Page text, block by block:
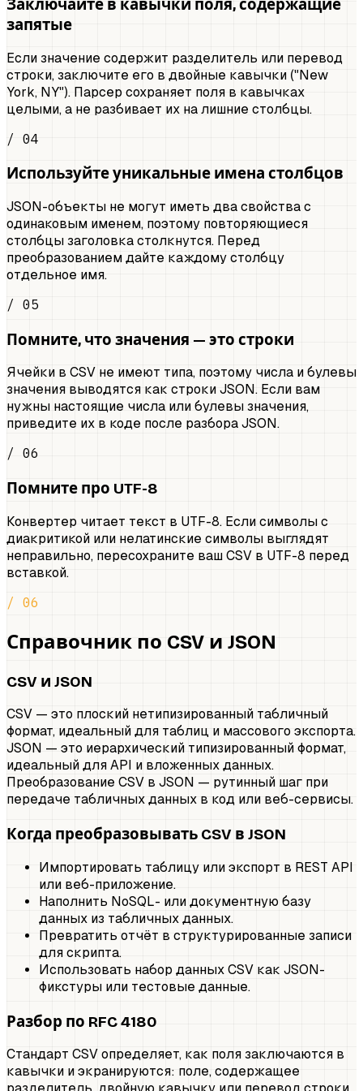
Заключайте в кавычки поля, содержащие
запятые
Если значение содержит разделитель или перевод
строки, заключите его в двойные кавычки ("New
York, NY"). Парсер сохраняет поля в кавычках
целыми, а не разбивает их на лишние столбцы.
/ 04
Используйте уникальные имена столбцов
JSON-объекты не могут иметь два свойства с
одинаковым именем, поэтому повторяющиеся
столбцы заголовка столкнутся. Перед
преобразованием дайте каждому столбцу
отдельное имя.
/ 05
Помните, что значения — это строки
Ячейки в CSV не имеют типа, поэтому числа и булевы
значения выводятся как строки JSON. Если вам
нужны настоящие числа или булевы значения,
приведите их в коде после разбора JSON.
/ 06
Помните про UTF-8
Конвертер читает текст в UTF-8. Если символы с
диакритикой или нелатинские символы выглядят
неправильно, пересохраните ваш CSV в UTF-8 перед
вставкой.
/ 06
Справочник по CSV и JSON
CSV и JSON
CSV — это плоский нетипизированный табличный
формат, идеальный для таблиц и массового экспорта.
JSON — это иерархический типизированный формат,
идеальный для API и вложенных данных.
Преобразование CSV в JSON — рутинный шаг при
передаче табличных данных в код или веб-сервисы.
Когда преобразовывать CSV в JSON
Импортировать таблицу или экспорт в REST API
или веб-приложение.
Наполнить NoSQL- или документную базу
данных из табличных данных.
Превратить отчёт в структурированные записи
для скрипта.
Использовать набор данных CSV как JSON-
фикстуры или тестовые данные.
Разбор по RFC 4180
Стандарт CSV определяет, как поля заключаются в
кавычки и экранируются: поле, содержащее